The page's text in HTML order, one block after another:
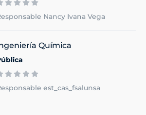
Nancy Ivana Vega
Química
est_cas_fsalunsa